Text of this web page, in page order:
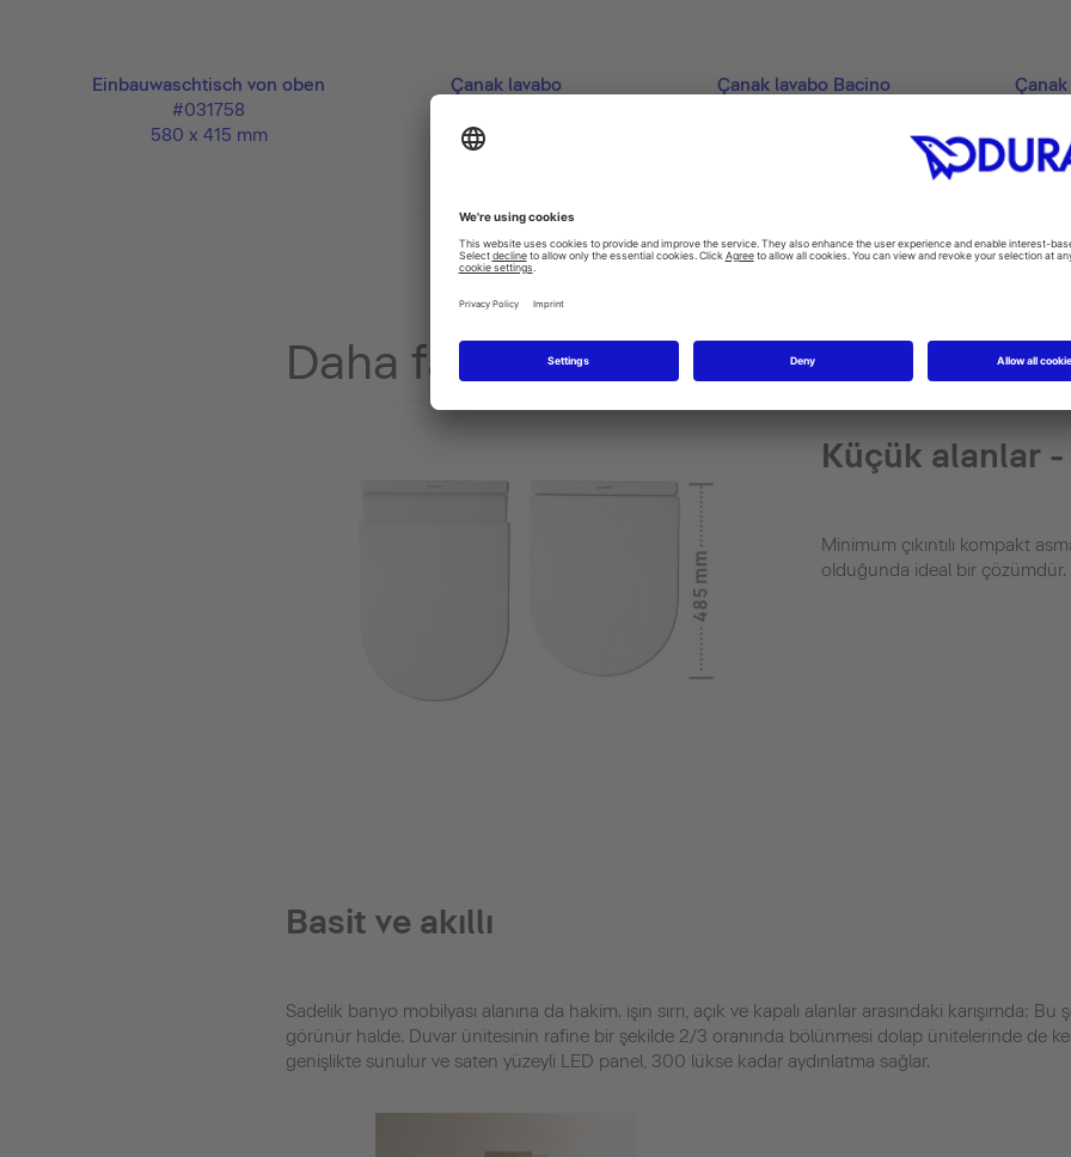
Einbauwaschtisch von oben
#031758
580 x 415 mm
Çanak lavabo
495 x 350 mm
Çanak lavabo Bacino
Daha fazlasını bul
Küçük alanlar
Minimum çıkıntılı kompakt
olduğunda ideal bir çözümdür.
Basit ve akıllı
Sadelik banyo mobilyası alanına da hakim. işin sırrı, açık ve kapalı alanlar arasındaki karışımda:
görünür halde. Duvar ünitesinin rafine bir şekilde 2/3 oranında bölünmesi dolap ünitelerinde de
genişlikte sunulur ve saten yüzeyli LED panel, 300 lükse kadar aydınlatma sağlar.